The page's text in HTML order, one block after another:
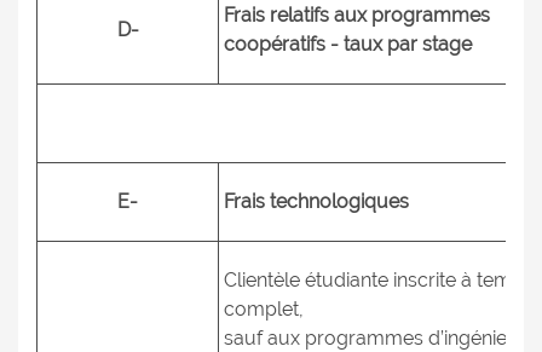
D-
Frais relatifs aux programmes
coopératifs - taux par stage
E- Frais technologiques
Clientèle étudiante inscrite à temps
complet,
sauf aux programmes d’ingénierie